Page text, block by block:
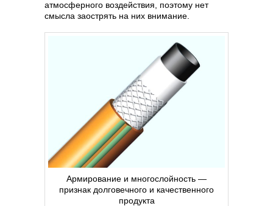
атмосферного воздействия, поэтому нет
смысла заострять на них внимание.
Армирование и многослойность —
признак долговечного и качественного
продукта